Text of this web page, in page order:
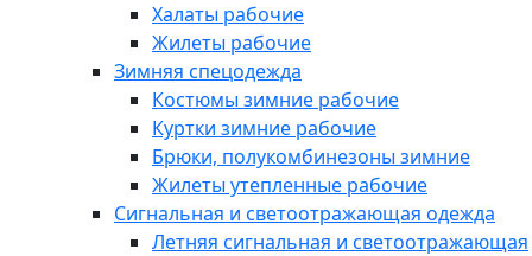
Халаты рабочие
Жилеты рабочие
Зимняя спецодежда
Костюмы зимние рабочие
Куртки зимние рабочие
Брюки, полукомбинезоны зимние
Жилеты утепленные рабочие
Сигнальная и светоотражающая одежда
Летняя сигнальная и светоотражающая